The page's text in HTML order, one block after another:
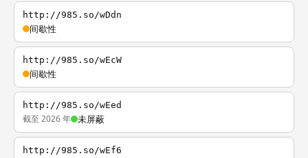
http://985.so/wDdn
间歇性
http://985.so/wEcW
间歇性
http://985.so/wEed
截至 2026 年 未屏蔽
http://985.so/wEf6